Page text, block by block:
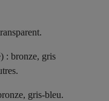
: bronze, gris
gris-bleu.